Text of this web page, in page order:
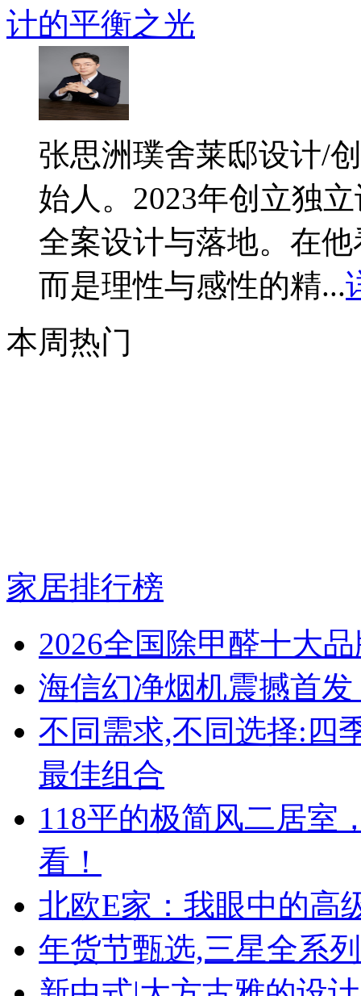
计的平衡之光
张思洲璞舍莱邸设计/
始人。2023年创立独
全案设计与落地。在
而是理性与感性的精...
本周热门
家居排行榜
2026全国除甲醛十大
海信幻净烟机震撼首
不同需求,不同选择:四
最佳组合
118平的极简风二居室
看！
北欧E家：我眼中的高
年货节甄选,三星全系